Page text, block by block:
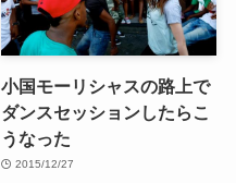
小国モーリシャスの路上で
ダンスセッションしたらこ
うなった
2015/12/27